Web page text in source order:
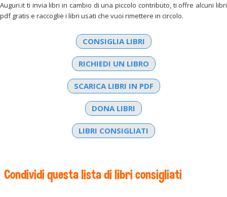
Auguri.it ti invia libri in cambio di una piccolo contributo, ti offre alcuni libri
pdf gratis e raccoglie i libri usati che vuoi rimettere in circolo.
CONSIGLIA LIBRI
RICHIEDI UN LIBRO
SCARICA LIBRI IN PDF
DONA LIBRI
LIBRI CONSIGLIATI
Condividi questa lista di libri consigliati